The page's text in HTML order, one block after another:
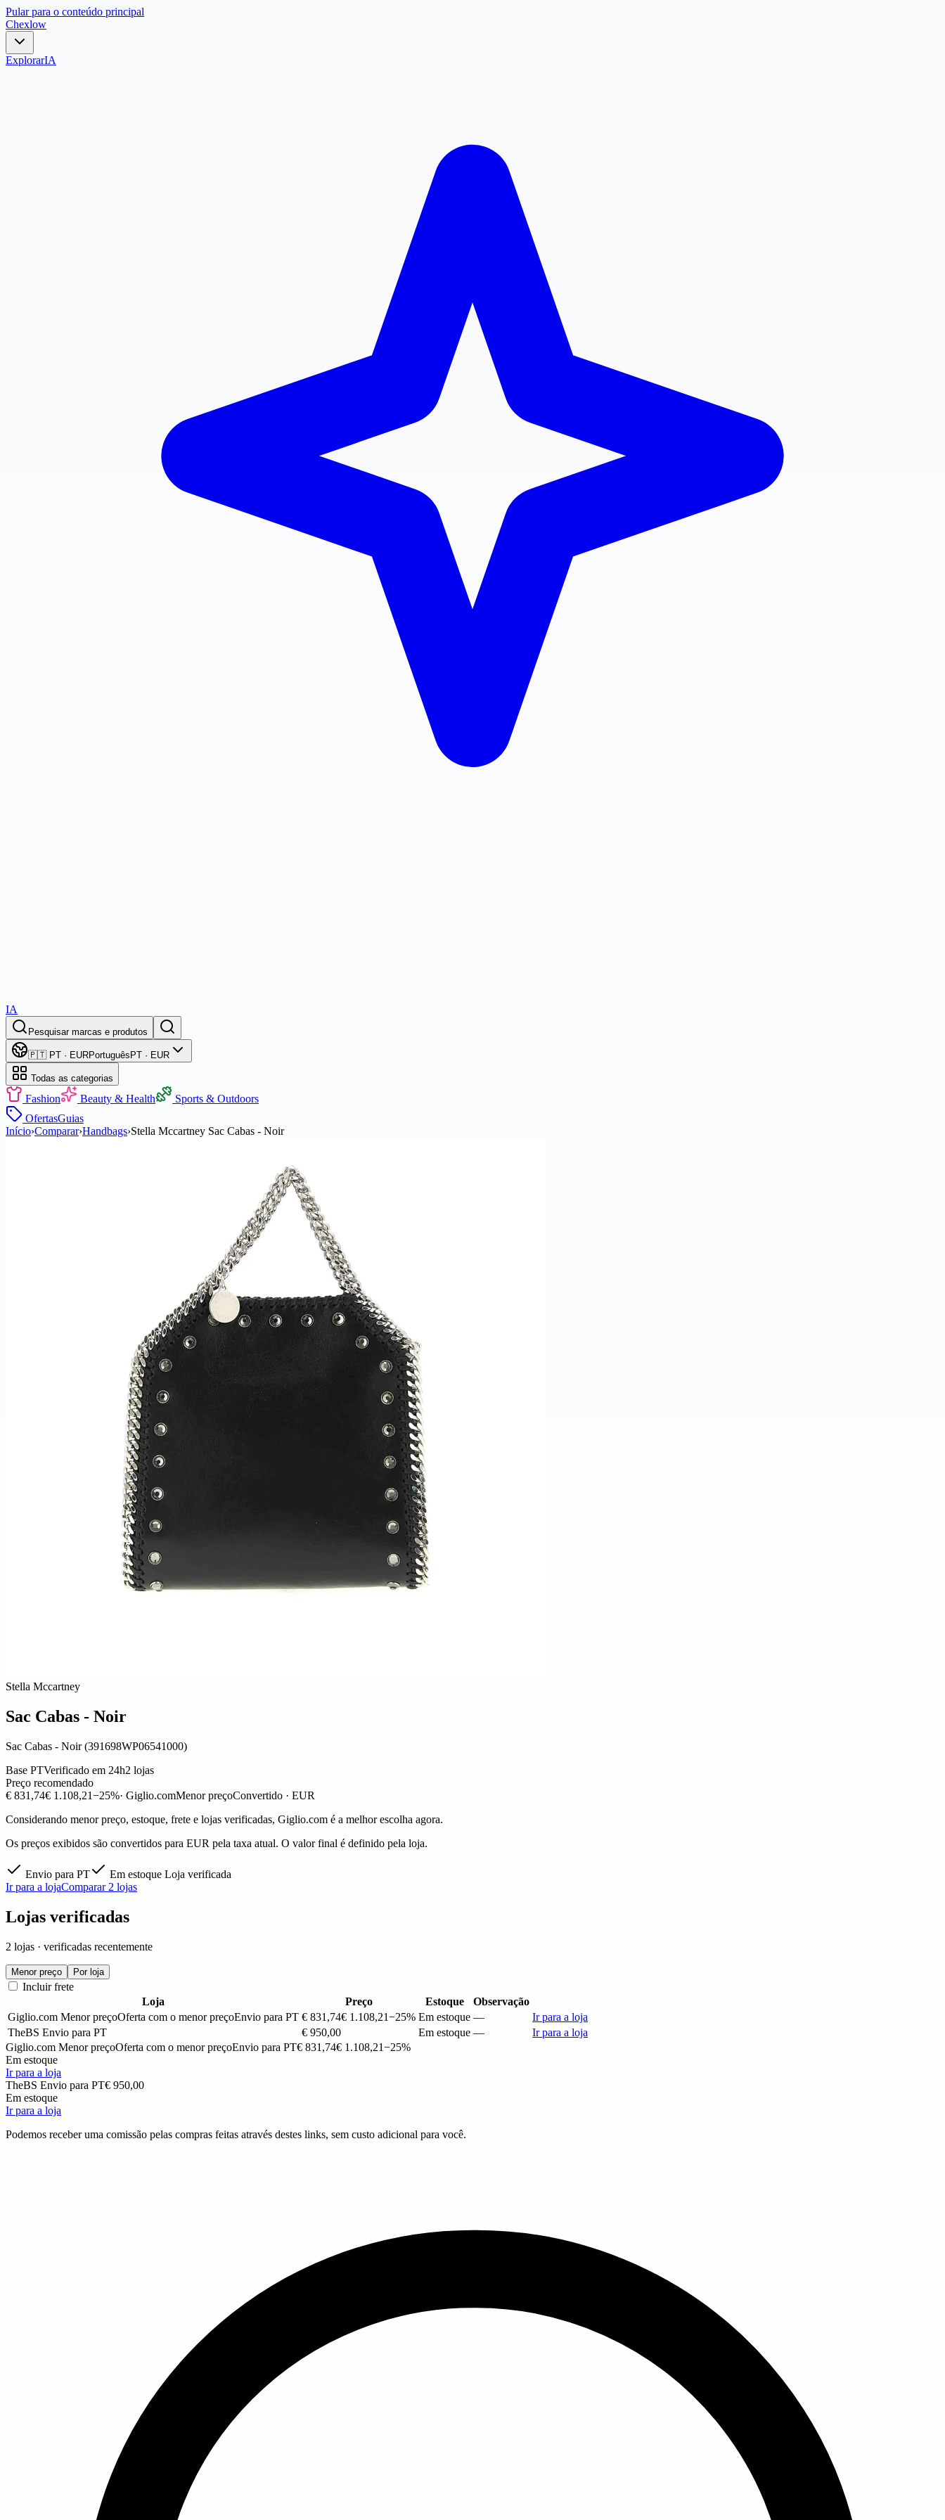
Pular para o conteúdo principal
Chexlow
ExplorarIA
IA
Pesquisar marcas e produtos
🇵🇹 PT · EURPortuguês PT · EUR
Todas as categorias
Fashion Beauty & Health
Sports & Outdoors
OfertasGuias
Início›Comparar›Handbags›Stella Mccartney Sac Cabas - Noir
Stella Mccartney
Sac Cabas - Noir
Sac Cabas - Noir (391698WP06541000)
Base PTVerificado em 24h2 lojas
Preço recomendado
€ 831,74€ 1.108,21−25%· Giglio.comMenor preçoConvertido · EUR
Considerando menor preço, estoque, frete e lojas verificadas, Giglio.com é a melhor escolha agora.
Os preços exibidos são convertidos para EUR pela taxa atual. O valor final é definido pela loja.
Envio para PT Em estoque Loja verificada
Ir para a lojaComparar 2 lojas
Lojas verificadas
2 lojas · verificadas recentemente
Menor preço Por loja
Incluir frete
Loja
Preço Estoque
Observação
Giglio.com Menor preçoOferta com o menor preçoEnvio para PT € 831,74€ 1.108,21−25% Em estoque —
Ir para a loja
TheBS Envio para PT € 950,00 Em estoque —
Ir para a loja
Giglio.com Menor preçoOferta com o menor preçoEnvio para PT€ 831,74€ 1.108,21−25%
Em estoque
Ir para a loja
TheBS Envio para PT€ 950,00
Em estoque
Ir para a loja
Podemos receber uma comissão pelas compras feitas através destes links, sem custo adicional para você.